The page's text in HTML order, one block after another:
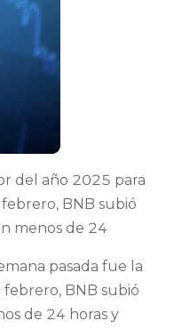
del año 2025 para
BNB subió
menos de 24
pasada fue la
BNB subió
de 24 horas y